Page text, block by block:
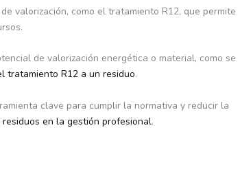
valorización, como el tratamiento R12, que permite
de valorización energética o material, como se
tratamiento R12 a un residuo.
clave para cumplir la normativa y reducir la
residuos en la gestión profesional.